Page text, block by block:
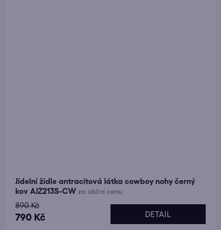
Jídelní židle antracitová látka cowboy nohy černý
kov AJZ213S-CW za akční cenu
790 Kč
890 Kč
DETAIL